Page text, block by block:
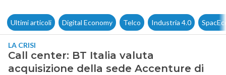
Ultimi articoli Digital Economy Telco Industria 4.0
LA CRISI
Call center: BT Italia valuta
acquisizione della sede Accenture di